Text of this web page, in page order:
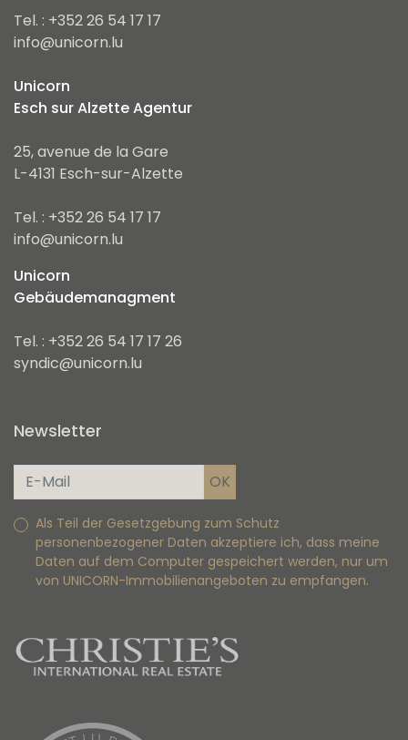
Tel. : +352 26 54 17 17
info@unicorn.lu
Unicorn
Esch sur Alzette Agentur
25, avenue de la Gare
L-4131 Esch-sur-Alzette
Tel. : +352 26 54 17 17
info@unicorn.lu
Unicorn
Gebäudemanagment
Tel. : +352 26 54 17 17 26
syndic@unicorn.lu
Newsletter
Als Teil der Gesetzgebung zum Schutz
personenbezogener Daten akzeptiere ich, dass meine
Daten auf dem Computer gespeichert werden, nur um
von UNICORN-Immobilienangeboten zu empfangen.